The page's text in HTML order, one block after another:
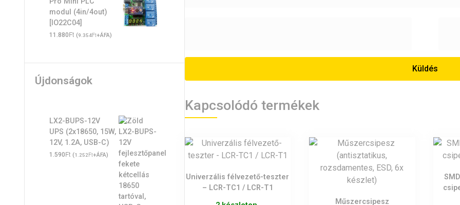
Kapcsolódó termékek
Univerzális félvezető-teszter
– LCR-TC1 / LCR-T1
Műszercsipesz
modul (4in/4out)
[IO22C04]
11.880Ft (9.354Ft+ÁFA)
Újdonságok
LX2-BUPS-12V
UPS (2x18650, 15W,
12V, 1.2A, USB-C)
1.590Ft (1.252Ft+ÁFA)